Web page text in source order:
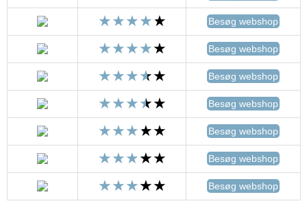
Besøg webshop
Besøg webshop
Besøg webshop
Besøg webshop
Besøg webshop
Besøg webshop
Besøg webshop